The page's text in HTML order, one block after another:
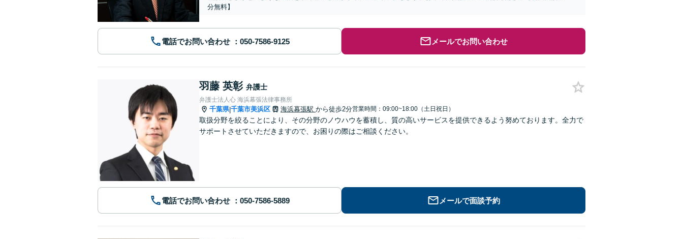
分無料】
電話でお問い合わせ メールでお問い合わせ
羽藤 英彰 弁護士
弁護士法人心 海浜幕張法律事務所
千葉県|千葉市美浜区 海浜幕張駅 から徒歩2分営業時間：09:00~18:00（土日祝日）
取扱分野を絞ることにより、その分野のノウハウを蓄積し、質の高いサービスを提供できるよう努めております。全力で
サポートさせていただきますので、お困りの際はご相談ください。
電話でお問い合わせ メールで面談予約